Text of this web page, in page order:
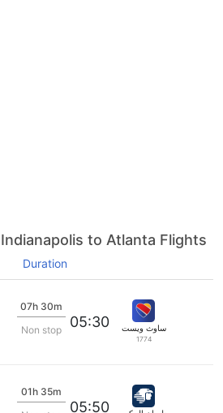
Indianapolis to Atlanta Flights
Duration
ساوث ويست
1774
05:30
07h 30m
Non stop
05:50
01h 35m